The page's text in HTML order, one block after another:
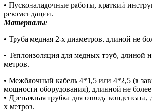
• Пусконаладочные работы, краткий
рекомендации.
Материалы:
• Труба медная 2-х диаметров, длиной не
• Теплоизоляция для медных труб, длиной
метров.
• Межблочный кабель 4*1,5 или 4*2,5 (в
мощности оборудования), длинной не
• Дренажная трубка для отвода конденсата,
х метров.